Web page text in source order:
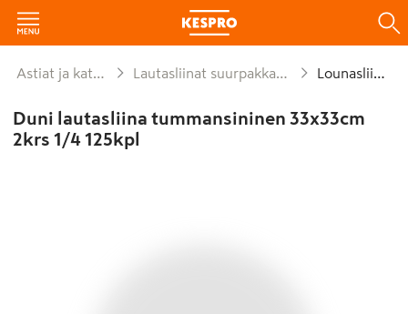
Astiat ja kattaus Lautasliinat suurpakkaukset Lounasliinat
Duni lautasliina tummansininen 33x33cm
2krs 1/4 125kpl